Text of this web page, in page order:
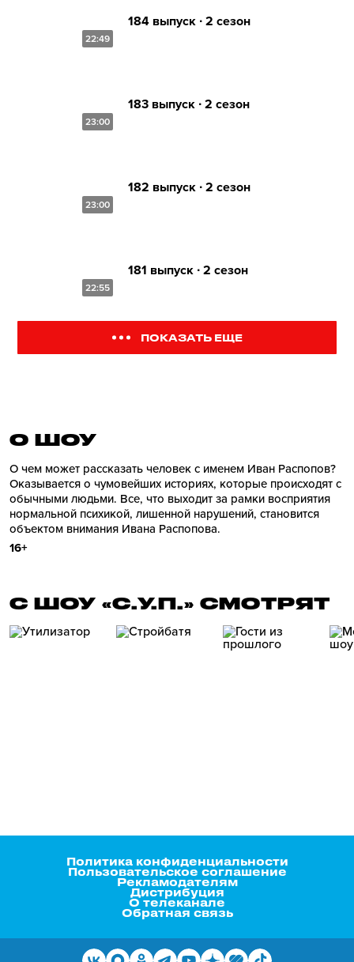
22:49
184 выпуск ∙ 2 сезон
23:00
183 выпуск ∙ 2 сезон
23:00
182 выпуск ∙ 2 сезон
22:55
181 выпуск ∙ 2 сезон
ПОКАЗАТЬ ЕЩЕ
О ШОУ
О чем может рассказать человек с именем Иван Распопов?
Оказывается о чумовейших историях, которые происходят с
обычными людьми. Все, что выходит за рамки восприятия
нормальной психикой, лишенной нарушений, становится
объектом внимания Ивана Распопова.
16+
С ШОУ «С.У.П.» СМОТРЯТ
Политика конфиденциальности
Пользовательское соглашение
Рекламодателям
Дистрибуция
О телеканале
Обратная связь